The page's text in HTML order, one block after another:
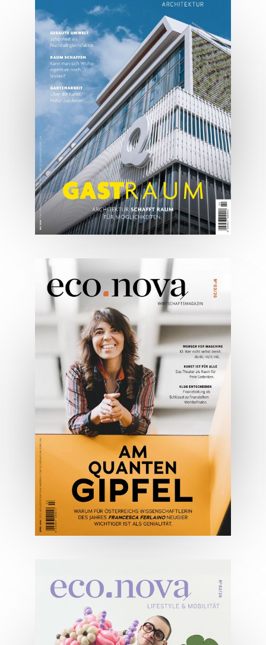
07/2026
Tirols Top 500 - Juli/August
2026
JETZT BESTELLEN
ONLINE LESEN
05/2026
Spezial: Architektur &
Lifestyle Mai 2026
JETZT BESTELLEN
ONLINE LESEN
04/2026
Wirtschaftsausgabe April 2026